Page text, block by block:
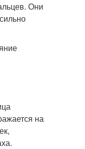
Они
на